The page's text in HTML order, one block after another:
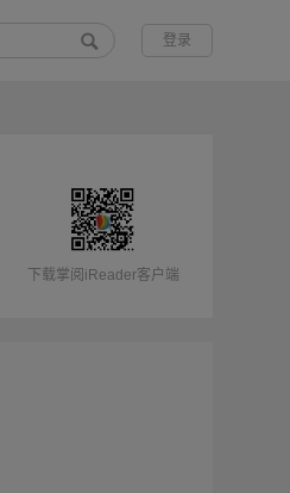
登录
下载掌阅iReader客户端